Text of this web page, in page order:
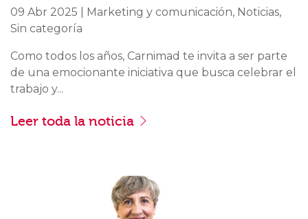
09 Abr 2025 | Marketing y comunicación, Noticias,
Sin categoría
Como todos los años, Carnimad te invita a ser parte
de una emocionante iniciativa que busca celebrar el
trabajo y...
Leer toda la noticia